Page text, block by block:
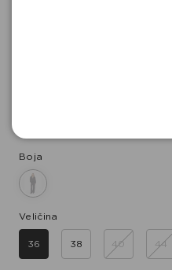
Boja
Veličina
36 38 40 44